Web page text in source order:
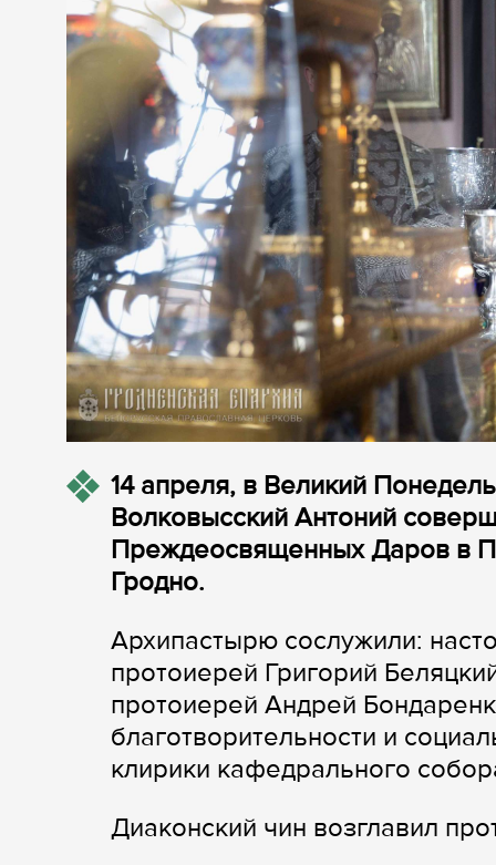
14 апреля, в Великий
Волковысский Антоний
Преждеосвященных Даров в
Гродно.
Архипастырю сослужили:
протоиерей Григорий
протоиерей Андрей
благотворительности и
клирики кафедрального
Диаконский чин возглавил